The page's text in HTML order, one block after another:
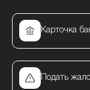
Карточка
Подать